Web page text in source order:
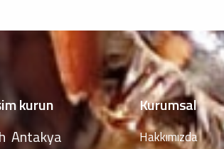
kurun
Antakya
Kurumsal
Hakkımızda